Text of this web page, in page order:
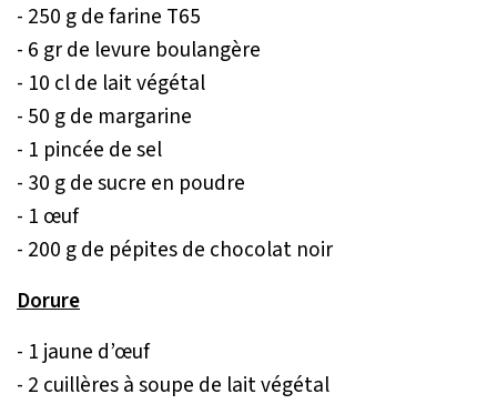
- 250 g de farine T65
- 6 gr de levure boulangère
- 10 cl de lait végétal
- 50 g de margarine
- 1 pincée de sel
- 30 g de sucre en poudre
- 1 œuf
- 200 g de pépites de chocolat noir
Dorure
- 1 jaune d’œuf
- 2 cuillères à soupe de lait végétal